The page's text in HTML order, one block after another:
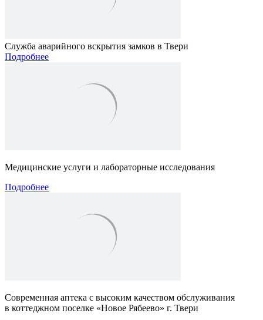
Служба аварийного вскрытия замков в Твери
Подробнее
Медицинские услуги и лабораторные исследования
Подробнее
Современная аптека с высоким качеством обслуживания
в коттеджном поселке «Новое Рябеево» г. Твери